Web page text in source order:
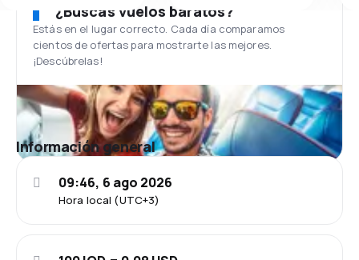
¿Buscas vuelos baratos?
Estás en el lugar correcto. Cada día comparamos
cientos de ofertas para mostrarte las mejores.
¡Descúbrelas!
Información general
Hora local (UTC+3)
09:46, 6 ago 2026